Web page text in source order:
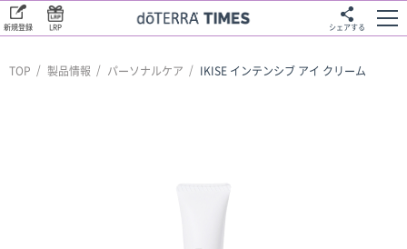
LRP
新規登録 シェアする
TOP 製品情報 パーソナルケア IKISE インテンシブ アイ クリーム